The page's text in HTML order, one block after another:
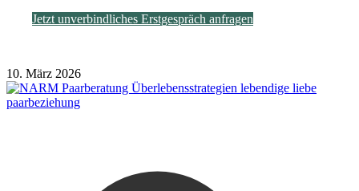
Jetzt unverbindliches Erstgespräch anfragen
10. März 2026